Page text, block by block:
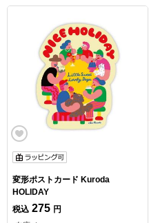
変形ポストカード Kuroda
HOLIDAY
税込 275 円